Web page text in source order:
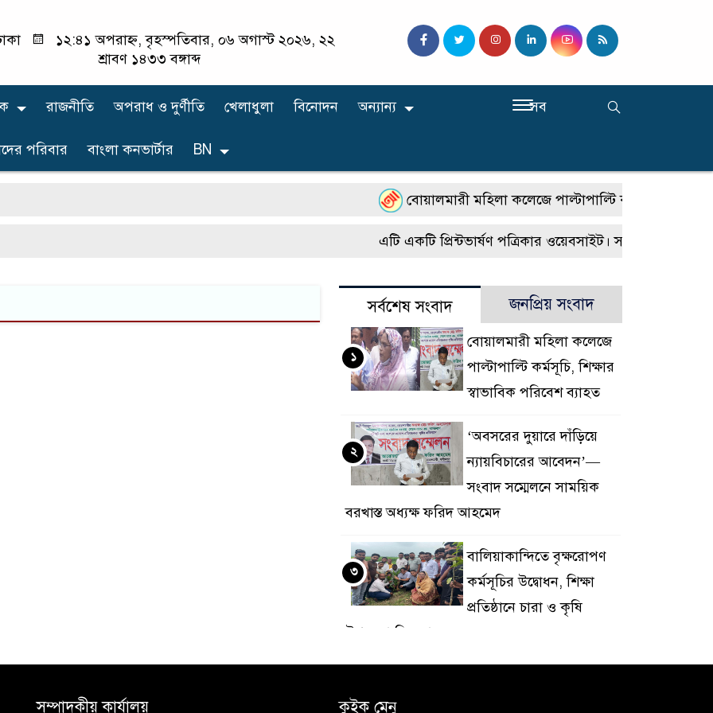
১২:৪১ অপরাহ্ন, বৃহস্পতিবার, ০৬ অগাস্ট ২০২৬, ২২
শ্রাবণ ১৪৩৩ বঙ্গাব্দ
রাজনীতি অপরাধ ও দুর্ণীতি খেলাধুলা বিনোদন অন্যান্য
পরিবার বাংলা কনভার্টার BN
সব
বোয়ালমারী মহিলা কলেজে পাল্টাপাল্টি কর্মসূচি, শিক্ষার
এটি একটি প্রিন্টভার্ষণ পত্রিকার ওয়েবসাইট। সারাদেশে
সর্বশেষ সংবাদ জনপ্রিয় সংবাদ
বোয়ালমারী মহিলা কলেজে
পাল্টাপাল্টি কর্মসূচি, শিক্ষার
স্বাভাবিক পরিবেশ ব্যাহত
১
‘অবসরের দুয়ারে দাঁড়িয়ে
ন্যায়বিচারের আবেদন’—
সংবাদ সম্মেলনে সাময়িক
বরখাস্ত অধ্যক্ষ ফরিদ আহমেদ
২
বালিয়াকান্দিতে বৃক্ষরোপণ
কর্মসূচির উদ্বোধন, শিক্ষা
প্রতিষ্ঠানে চারা ও কৃষি
উপকরণ বিতরণ
৩
সম্পাদকীয় কার্যালয় কুইক মেনু